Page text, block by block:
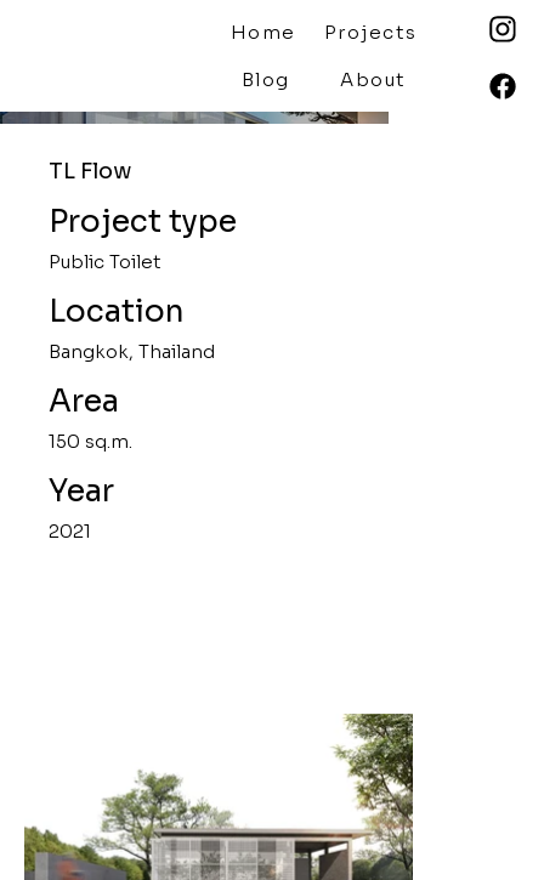
Home Projects
Blog About
TL Flow
Project type
Public Toilet
Location
Bangkok, Thailand
Area
150 sq.m.
Year
2021